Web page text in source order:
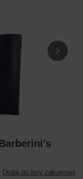
Dodaj do listy zakupowej